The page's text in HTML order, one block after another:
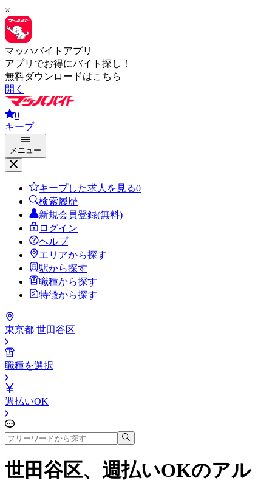
×
マッハバイトアプリ
アプリでお得にバイト探し！
無料ダウンロードはこちら
開く
0
キープ
メニュー
キープした求人を見る0
検索履歴
新規会員登録(無料)
ログイン
ヘルプ
エリアから探す
駅から探す
職種から探す
特徴から探す
東京都 世田谷区
職種を選択
週払いOK
世田谷区、週払いOKのアル